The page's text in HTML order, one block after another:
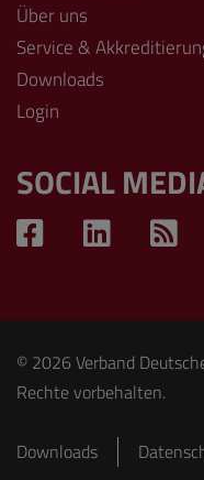
Über uns
Service &
Downloads
Login
SOCIAL
© 2026 Verband
Rechte vorbehalten.
Downloads